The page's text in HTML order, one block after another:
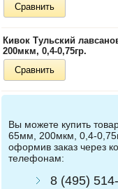
Сравнить
Кивок Тульский
200мкм, 0,4-0,75гр.
Сравнить
Вы можете купить
65мм, 200мкм, 0,4-
оформив заказ через
телефонам:
8 (495)